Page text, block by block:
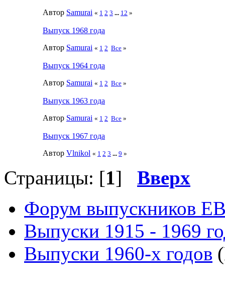
Автор Samurai « 1 2 3 ... 12 »
Выпуск 1968 года
Автор Samurai « 1 2 Все »
Выпуск 1964 года
Автор Samurai « 1 2 Все »
Выпуск 1963 года
Автор Samurai « 1 2 Все »
Выпуск 1967 года
Автор Vlnikol « 1 2 3 ... 9 »
Страницы: [1] Вверх
Форум выпускников
Выпуски 1915 - 1969
Выпуски 1960-х годов